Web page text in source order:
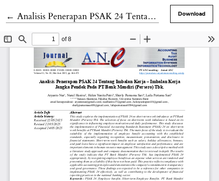
← Return to Article Details
Analisis Penerapan PSAK 24 Tentang Imbalan Kerja- Imbalan Kerja Jangka Pendek Pada PT.Bank Mandiri (Persero) Tbk. Download